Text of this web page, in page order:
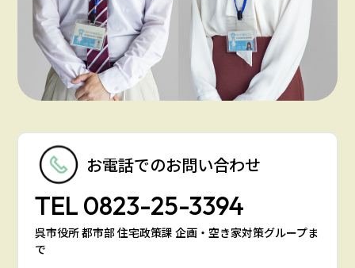
お電話でのお問い合わせ
TEL 0823-25-3394
呉市役所 都市部 住宅政策課 企画・空き家対策グループま
で